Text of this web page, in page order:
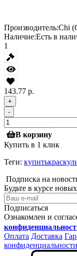
Производитель:Chi
Наличие:Есть в
1
143.77 р.
+
-
В корзину
Купить в 1 клик
Теги:
Подписка на
Будьте в курсе
Подписаться
Ознакомлен и
Оплата Доставка
конфиденциальности